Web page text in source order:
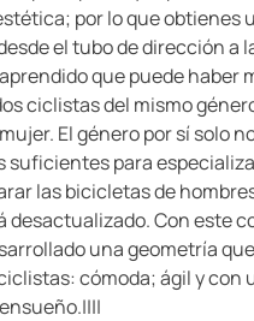
por lo que obtienes
el tubo de dirección a
que puede haber
ciclistas del mismo
El género por sí solo
suficientes para
las bicicletas de
desactualizado. Con este
una geometría
cómoda; ágil y con